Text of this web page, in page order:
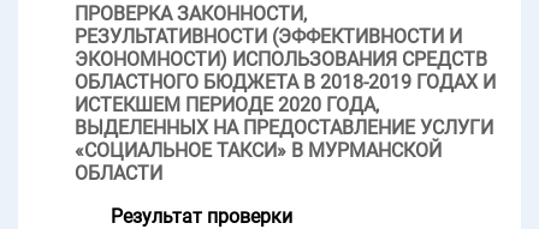
ПРОВЕРКА ЗАКОННОСТИ,
РЕЗУЛЬТАТИВНОСТИ (ЭФФЕКТИВНОСТИ И
ЭКОНОМНОСТИ) ИСПОЛЬЗОВАНИЯ СРЕДСТВ
ОБЛАСТНОГО БЮДЖЕТА В 2018-2019 ГОДАХ И
ИСТЕКШЕМ ПЕРИОДЕ 2020 ГОДА,
ВЫДЕЛЕННЫХ НА ПРЕДОСТАВЛЕНИЕ УСЛУГИ
«СОЦИАЛЬНОЕ ТАКСИ» В МУРМАНСКОЙ
ОБЛАСТИ
Результат проверки